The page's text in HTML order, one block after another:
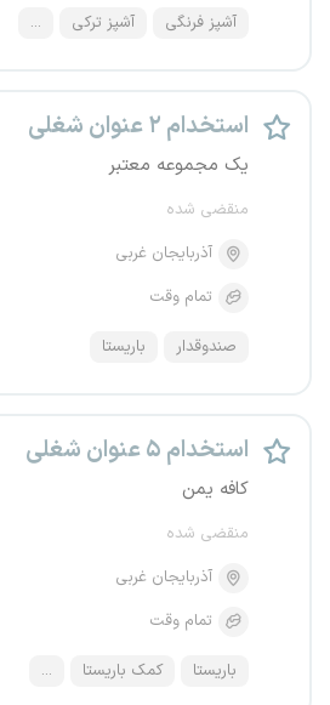
آشپز فرنگی آشپز ترکی ...
استخدام ۲ عنوان شغلی
یک مجموعه معتبر
منقضی شده
آذربایجان غربی
تمام وقت
صندوقدار باریستا
استخدام ۵ عنوان شغلی
کافه یمن
منقضی شده
آذربایجان غربی
تمام وقت
باریستا کمک باریستا ...